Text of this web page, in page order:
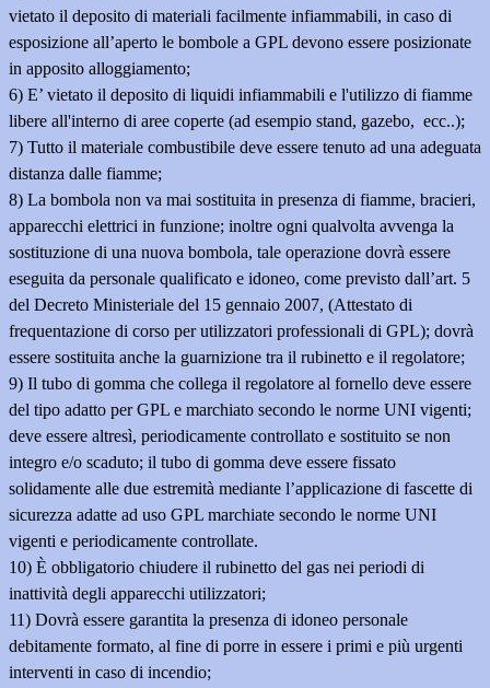
vietato il deposito di materiali facilmente infiammabili, in caso di
esposizione all’aperto le bombole a GPL devono essere posizionate
in apposito alloggiamento;
6) E’ vietato il deposito di liquidi infiammabili e l'utilizzo di fiamme
libere all'interno di aree coperte (ad esempio stand, gazebo, ecc..);
7) Tutto il materiale combustibile deve essere tenuto ad una adeguata
distanza dalle fiamme;
8) La bombola non va mai sostituita in presenza di fiamme, bracieri,
apparecchi elettrici in funzione; inoltre ogni qualvolta avvenga la
sostituzione di una nuova bombola, tale operazione dovrà essere
eseguita da personale qualificato e idoneo, come previsto dall’art. 5
del Decreto Ministeriale del 15 gennaio 2007, (Attestato di
frequentazione di corso per utilizzatori professionali di GPL); dovrà
essere sostituita anche la guarnizione tra il rubinetto e il regolatore;
9) Il tubo di gomma che collega il regolatore al fornello deve essere
del tipo adatto per GPL e marchiato secondo le norme UNI vigenti;
deve essere altresì, periodicamente controllato e sostituito se non
integro e/o scaduto; il tubo di gomma deve essere fissato
solidamente alle due estremità mediante l’applicazione di fascette di
sicurezza adatte ad uso GPL marchiate secondo le norme UNI
vigenti e periodicamente controllate.
10) È obbligatorio chiudere il rubinetto del gas nei periodi di
inattività degli apparecchi utilizzatori;
11) Dovrà essere garantita la presenza di idoneo personale
debitamente formato, al fine di porre in essere i primi e più urgenti
interventi in caso di incendio;